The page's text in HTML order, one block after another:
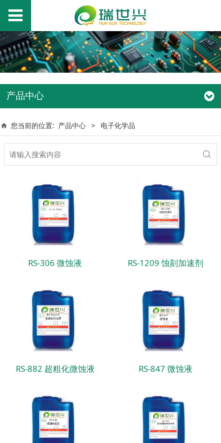
产品中心
您当前的位置: 产品中心 > 电子化学品
RS-306 微蚀液 RS-1209 蚀刻加速剂
RS-882 超粗化微蚀液 RS-847 微蚀液